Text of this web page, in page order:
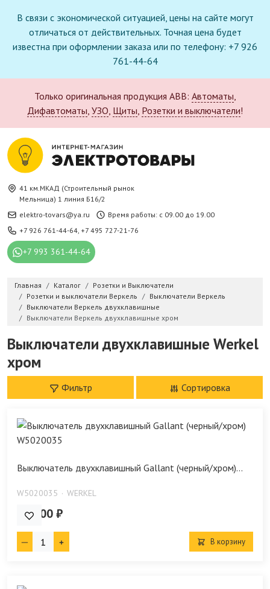
В связи с экономической ситуацией, цены на сайте могут
отличаться от действительных. Точная цена будет
известна при оформлении заказа или по телефону: +7 926
761-44-64
Только оригинальная продукция ABB: Автоматы,
Дифавтоматы, УЗО, Щиты, Розетки и выключатели!
41 км.МКАД (Строительный рынок
Мельница) 1 линия Б16/2
elektro-tovars@ya.ru
Время работы: с 09.00 до 19.00
+7 926 761-44-64, +7 495 727-21-76
+7 993 361-44-64
Главная Каталог
Розетки и Выключатели
Розетки и выключатели Веркель
Выключатели Веркель
Выключатели Веркель двухклавишные
Выключатели Веркель двухклавишные хром
Выключатели двухклавишные Werkel
хром
Фильтр Сортировка
Выключатель двухклавишный Gallant (черный/хром)...
W5020035 WERKEL
806.00 ₽
В корзину